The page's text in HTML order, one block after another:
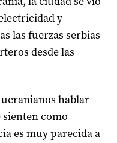
y
las fuerzas serbias
desde las
hablar
sienten como
es muy parecida a